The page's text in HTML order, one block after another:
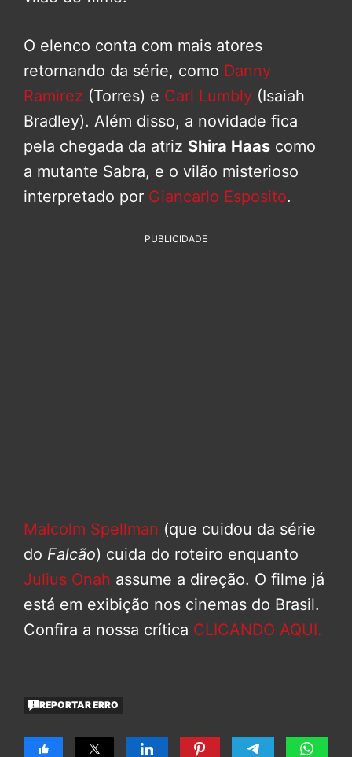
O elenco conta com mais atores
retornando da série, como Danny
Ramirez (Torres) e Carl Lumbly (Isaiah
Bradley). Além disso, a novidade fica
pela chegada da atriz Shira Haas como
a mutante Sabra, e o vilão misterioso
interpretado por Giancarlo Esposito.
PUBLICIDADE
Malcolm Spellman (que cuidou da série
do Falcão) cuida do roteiro enquanto
Julius Onah assume a direção. O filme já
está em exibição nos cinemas do Brasil.
Confira a nossa crítica CLICANDO AQUI.
REPORTAR ERRO